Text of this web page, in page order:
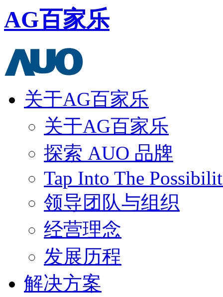
AG百家乐
关于AG百家乐
关于AG百家乐
探索 AUO 品牌
Tap Into The
领导团队与组织
经营理念
发展历程
解决方案